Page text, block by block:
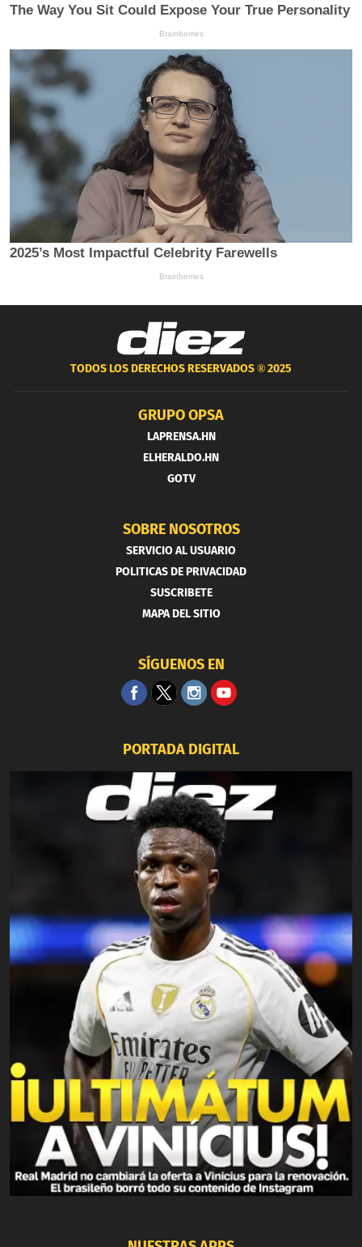
TODOS LOS DERECHOS RESERVADOS ®2025
GRUPO OPSA
LAPRENSA.HN
ELHERALDO.HN
GOTV
SOBRE NOSOTROS
SERVICIO AL USUARIO
POLITICAS DE PRIVACIDAD
SUSCRIBETE
MAPA DEL SITIO
SÍGUENOS EN
PORTADA DIGITAL